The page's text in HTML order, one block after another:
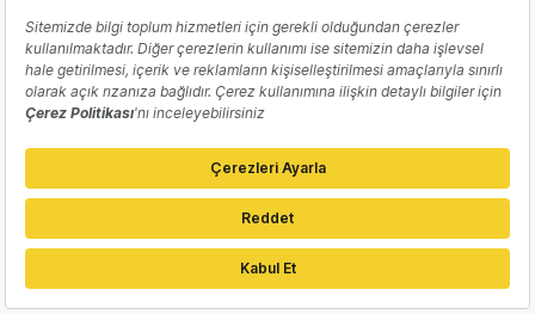
Google yıllardır kullanılan akıllı sesli asistan
hizmeti Google Asistan'ı sonlandırma
kararı aldı
05 Ağustos 2026